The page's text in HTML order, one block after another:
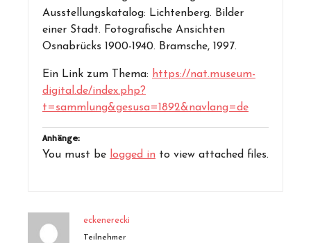
Ausstellungskatalog: Lichtenberg. Bilder
einer Stadt. Fotografische Ansichten
Osnabrücks 1900-1940. Bramsche, 1997.
Ein Link zum Thema: https://nat.museum-
digital.de/index.php?
t=sammlung&gesusa=1892&navlang=de
Anhänge:
You must be logged in to view attached files.
eckenerecki
Teilnehmer